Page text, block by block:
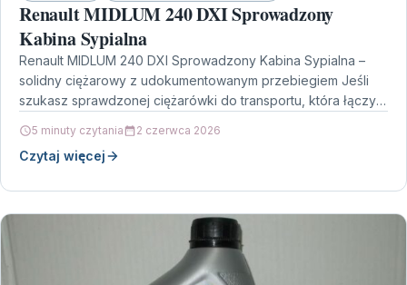
Renault MIDLUM 240 DXI Sprowadzony
Kabina Sypialna
Renault MIDLUM 240 DXI Sprowadzony Kabina Sypialna –
solidny ciężarowy z udokumentowanym przebiegiem Jeśli
szukasz sprawdzonej ciężarówki do transportu, która łączy
5 minuty czytania 2 czerwca 2026
Czytaj więcej